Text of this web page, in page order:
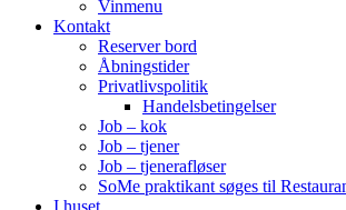
Vinmenu
Kontakt
Reserver bord
Åbningstider
Privatlivspolitik
Handelsbetingelser
Job – kok
Job – tjener
Job – tjenerafløser
SoMe praktikant søges til
I huset